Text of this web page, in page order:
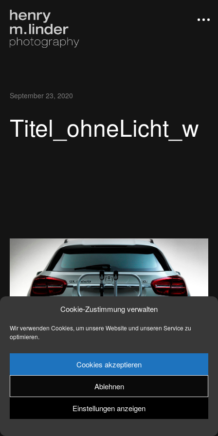
Cookie-Zustimmung verwalten
Wir verwenden Cookies, um unsere Website und unseren Service zu
optimieren.
Cookies akzeptieren
Ablehnen
Einstellungen anzeigen
Kontakt
September 23, 2020
Titel_ohneLicht_w